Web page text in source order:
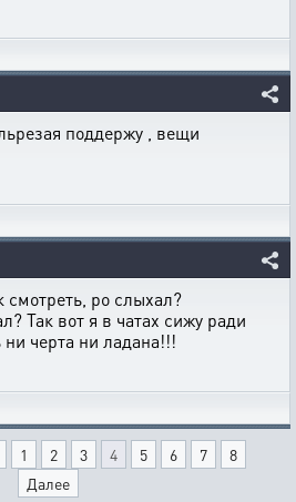
поддержу , вещи
смотреть, ро слыхал?
Так вот я в чатах сижу ради
черта ни ладана!!!
1 2 3 4 5 6 7
8
Далее